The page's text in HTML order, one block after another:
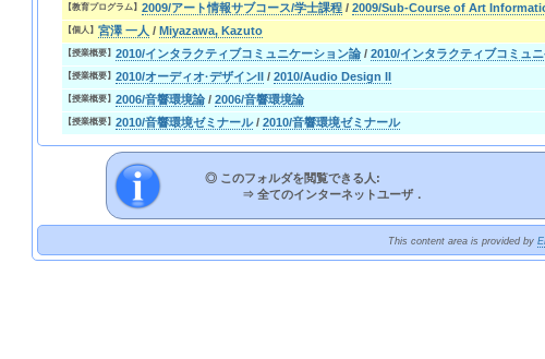
【教育プログラム】2009/アート情報サブコース/学士課程 /2009/Sub-Course of Art
【個人】宮澤 一人 /Miyazawa, Kazuto
【授業概要】2010/インタラクティブコミュニケーション論 /2010/インタラクティブコミュ
【授業概要】2010/オーディオ·デザインII /2010/Audio Design II
【授業概要】2006/音響環境論 /2006/音響環境論
【授業概要】2010/音響環境ゼミナール/2010/音響環境ゼミナール
◎ このフォルダを閲覧できる人:
⇒全てのインターネットユーザ．
This content area is provided by